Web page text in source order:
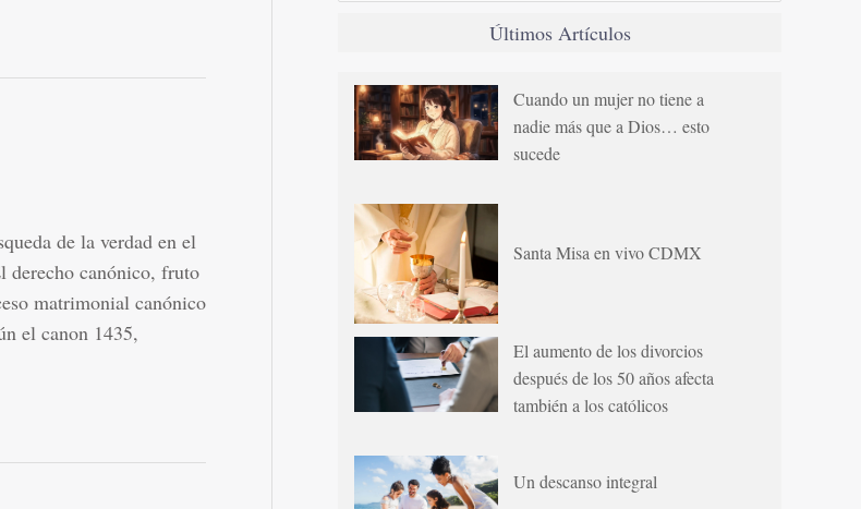
de la verdad en el
derecho canónico, fruto
matrimonial canónico
el canon 1435,
Últimos Artículos
Cuando un mujer no tiene a
nadie más que a Dios… esto
sucede
Santa Misa en vivo CDMX
El aumento de los divorcios
después de los 50 años afecta
también a los católicos
Un descanso integral